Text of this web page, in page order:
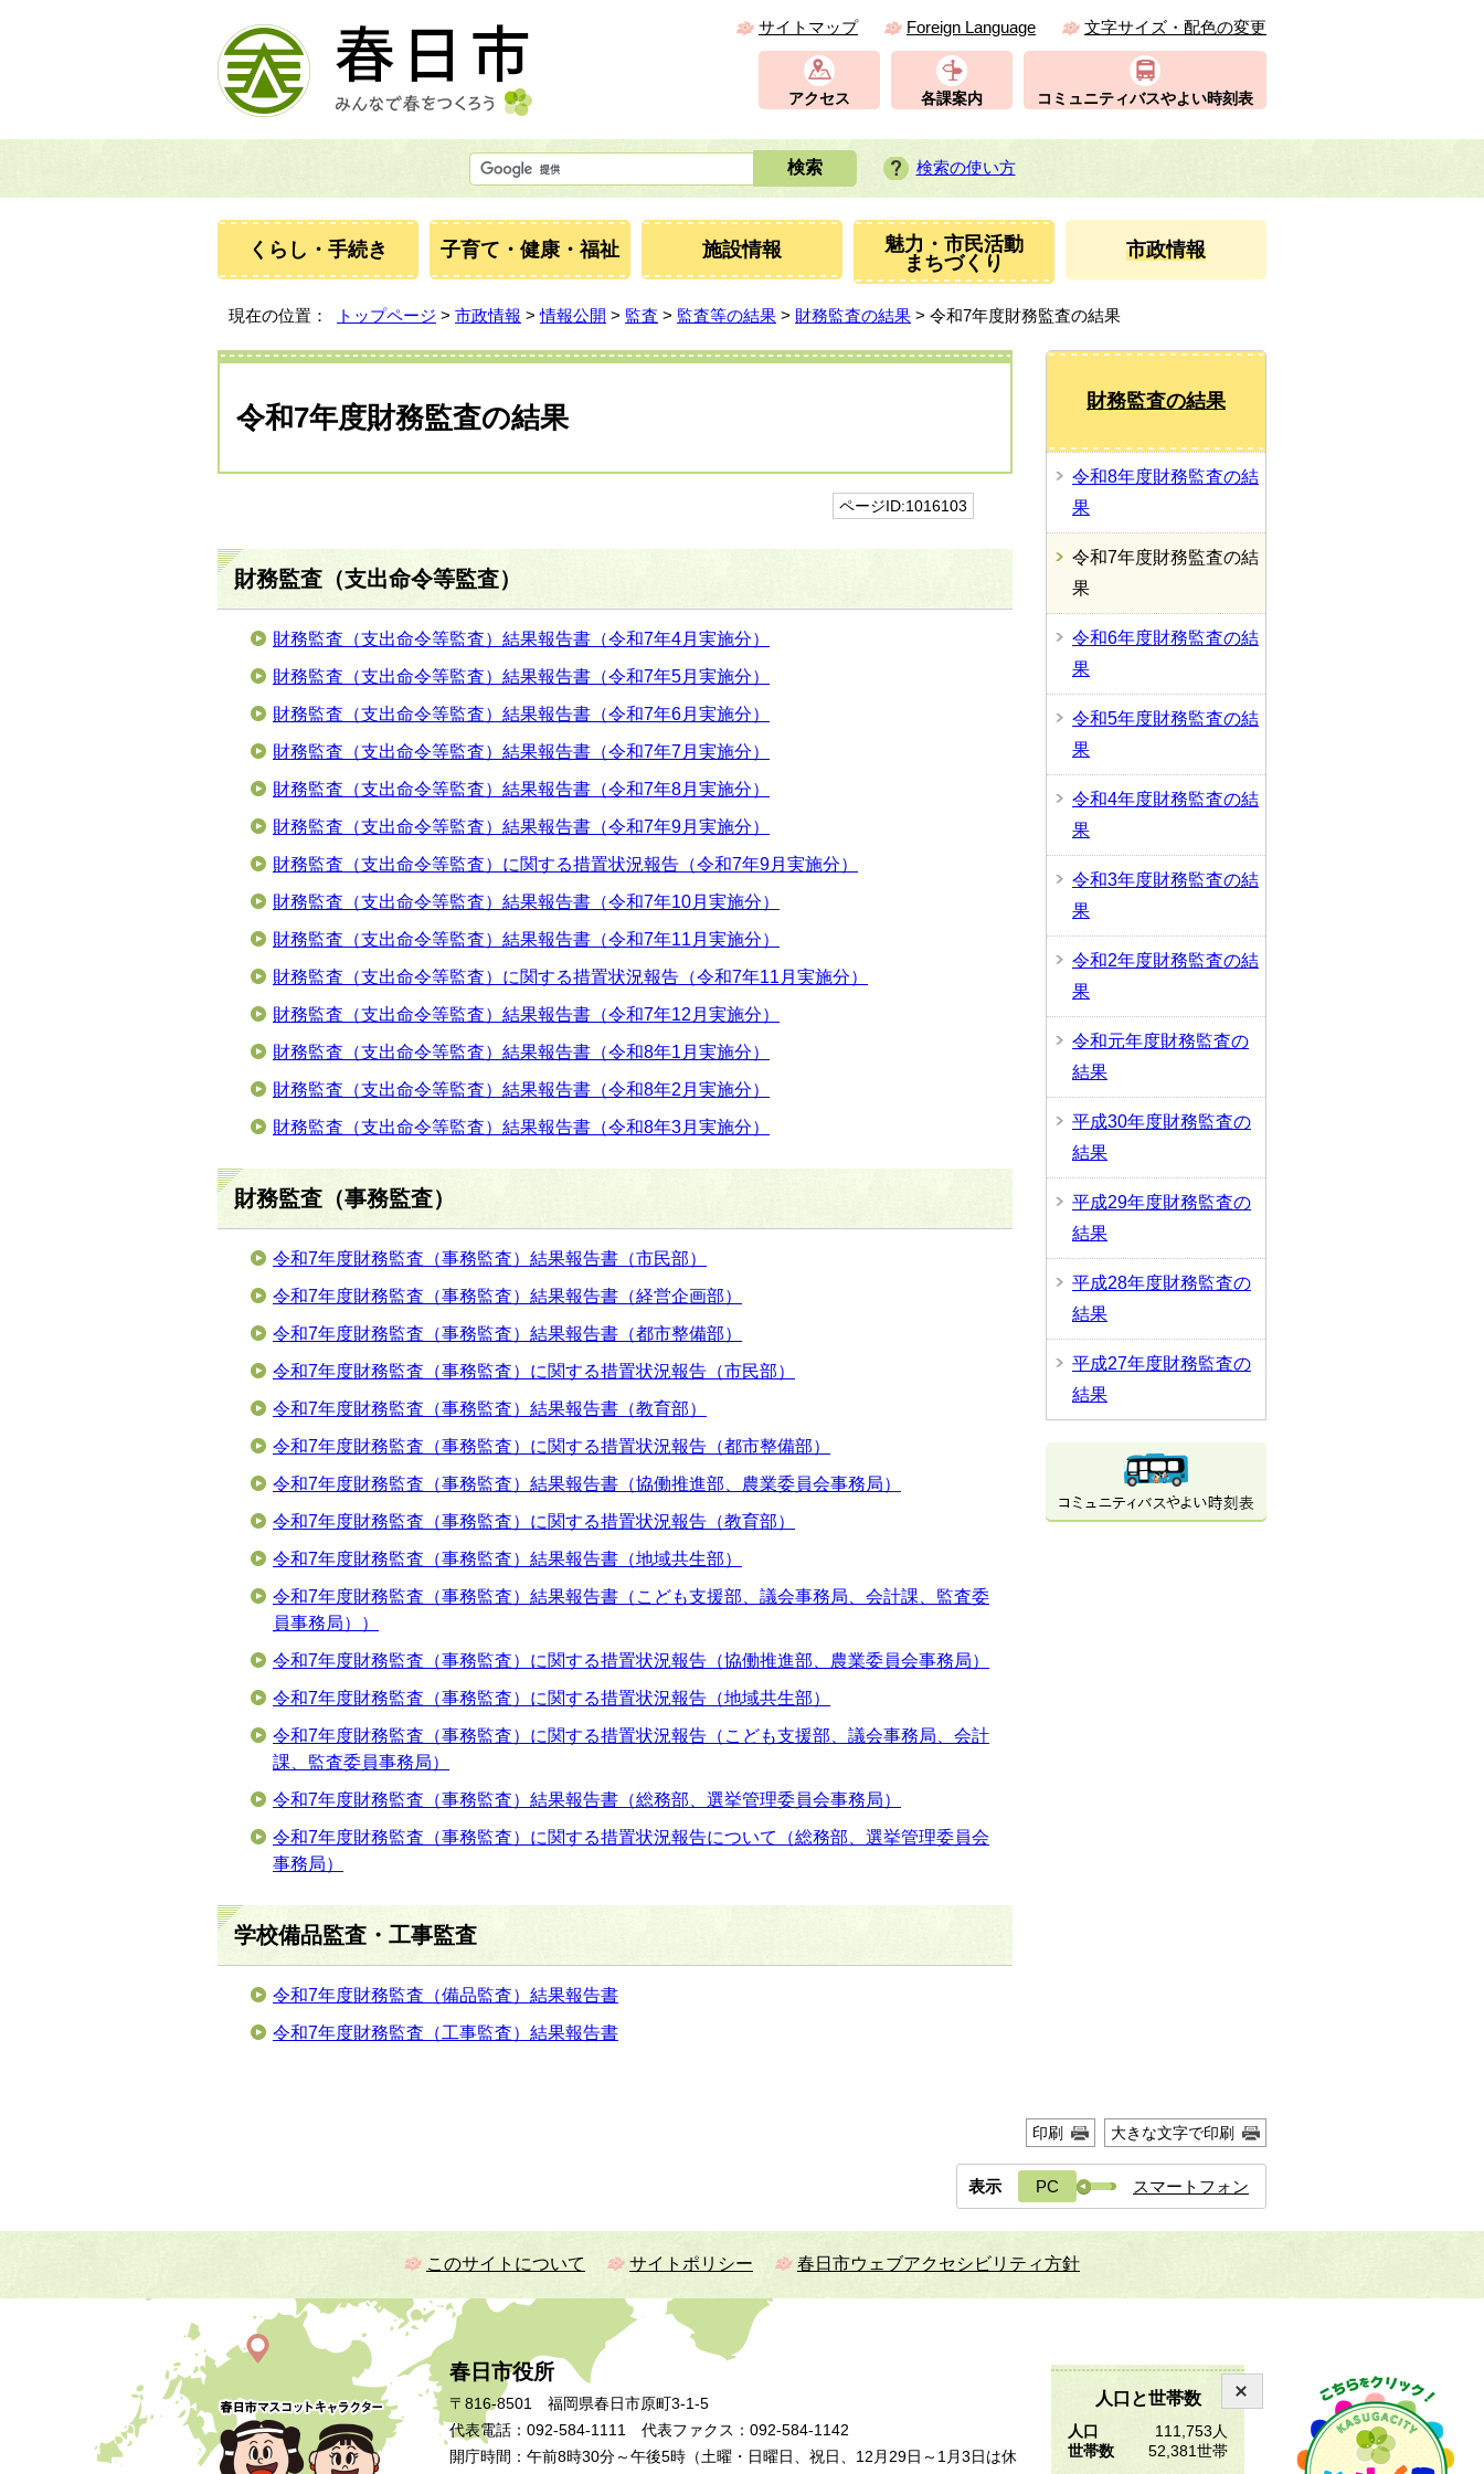
サイトマップ Foreign Language 文字サイズ・配色の変更
アクセス 各課案内 コミュニティバスやよい時刻表
検索の使い方
くらし・手続き 子育て・健康・福祉 施設情報
魅力・市民活動
まちづくり
市政情報
現在の位置： トップページ > 市政情報 >情報公開 > 監査 > 監査等の結果 > 財務監査の結果 > 令和7年度財務監査の結果
令和7年度財務監査の結果
ページID:1016103
財務監査（支出命令等監査）
財務監査（支出命令等監査）結果報告書（令和7年4月実施分）
財務監査（支出命令等監査）結果報告書（令和7年5月実施分）
財務監査（支出命令等監査）結果報告書（令和7年6月実施分）
財務監査（支出命令等監査）結果報告書（令和7年7月実施分）
財務監査（支出命令等監査）結果報告書（令和7年8月実施分）
財務監査（支出命令等監査）結果報告書（令和7年9月実施分）
財務監査（支出命令等監査）に関する措置状況報告（令和7年9月実施分）
財務監査（支出命令等監査）結果報告書（令和7年10月実施分）
財務監査（支出命令等監査）結果報告書（令和7年11月実施分）
財務監査（支出命令等監査）に関する措置状況報告（令和7年11月実施分）
財務監査（支出命令等監査）結果報告書（令和7年12月実施分）
財務監査（支出命令等監査）結果報告書（令和8年1月実施分）
財務監査（支出命令等監査）結果報告書（令和8年2月実施分）
財務監査（支出命令等監査）結果報告書（令和8年3月実施分）
財務監査（事務監査）
令和7年度財務監査（事務監査）結果報告書（市民部）
令和7年度財務監査（事務監査）結果報告書（経営企画部）
令和7年度財務監査（事務監査）結果報告書（都市整備部）
令和7年度財務監査（事務監査）に関する措置状況報告（市民部）
令和7年度財務監査（事務監査）結果報告書（教育部）
令和7年度財務監査（事務監査）に関する措置状況報告（都市整備部）
令和7年度財務監査（事務監査）結果報告書（協働推進部、農業委員会事務局）
令和7年度財務監査（事務監査）に関する措置状況報告（教育部）
令和7年度財務監査（事務監査）結果報告書（地域共生部）
令和7年度財務監査（事務監査）結果報告書（こども支援部、議会事務局、会計課、監査委
員事務局））
令和7年度財務監査（事務監査）に関する措置状況報告（協働推進部、農業委員会事務局）
令和7年度財務監査（事務監査）に関する措置状況報告（地域共生部）
令和7年度財務監査（事務監査）に関する措置状況報告（こども支援部、議会事務局、会計
課、監査委員事務局）
令和7年度財務監査（事務監査）結果報告書（総務部、選挙管理委員会事務局）
令和7年度財務監査（事務監査）に関する措置状況報告について（総務部、選挙管理委員会
事務局）
学校備品監査・工事監査
令和7年度財務監査（備品監査）結果報告書
令和7年度財務監査（工事監査）結果報告書
財務監査の結果
令和8年度財務監査の結
果
令和7年度財務監査の結
果
令和6年度財務監査の結
果
令和5年度財務監査の結
果
令和4年度財務監査の結
果
令和3年度財務監査の結
果
令和2年度財務監査の結
果
令和元年度財務監査の
結果
平成30年度財務監査の
結果
平成29年度財務監査の
結果
平成28年度財務監査の
結果
平成27年度財務監査の
結果
印刷 大きな文字で印刷
表示 PC スマートフォン
このサイトについて サイトポリシー 春日市ウェブアクセシビリティ方針
人口と世帯数
人口
111,753人
世帯数
52,381世帯
春日市役所
〒816-8501 福岡県春日市原町3-1-5
代表電話：092-584-1111 代表ファクス：092-584-1142
開庁時間：午前8時30分～午後5時（土曜・日曜日、祝日、12月29日～1月3日は休